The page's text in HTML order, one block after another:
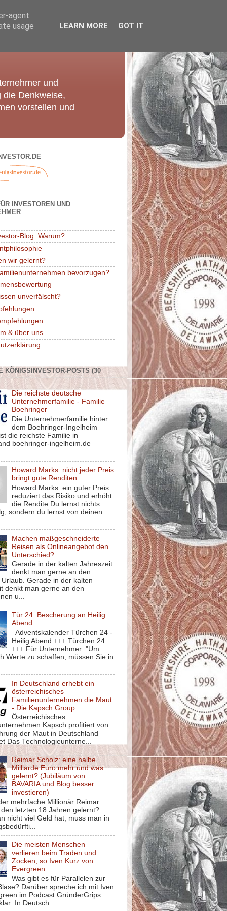
und
die Denkweise,
vorstellen und
INVESTOREN UND
Blog: Warum?
wir gelernt?
bevorzugen?
unverfälscht?
& über uns
KÖNIGSINVESTOR-POSTS (30
Die reichste deutsche
Unternehmerfamilie - Familie
Boehringer
Die Unternehmerfamilie hinter
dem Boehringer-Ingelheim
die reichste Familie in
boehringer-ingelheim.de
Howard Marks: nicht jeder Preis
bringt gute Renditen
Howard Marks: ein guter Preis
reduziert das Risiko und erhöht
die Rendite Du lernst nichts
sondern du lernst von deinen
Machen maßgeschneiderte
Reisen als Onlineangebot den
Unterschied?
Gerade in der kalten Jahreszeit
denkt man gerne an den
Gerade in der kalten
denkt man gerne an den
u...
Tür 24: Bescherung an Heilig
Abend
Adventskalender Türchen 24 -
Heilig Abend +++ Türchen 24
+++ Für Unternehmer: "Um
Werte zu schaffen, müssen Sie in
In Deutschland erhebt ein
österreichisches
Familienunternehmen die Maut
- Die Kapsch Group
Österreichisches
Kapsch profitiert von
der Maut in Deutschland
Das Technologieunterne...
Reimar Scholz: eine halbe
Milliarde Euro mehr und was
gelernt? (Jubiläum von
BAVARIA und Blog besser
investieren)
mehrfache Millionär Reimar
letzten 18 Jahren gelernt?
nicht viel Geld hat, muss man in
Die meisten Menschen
verlieren beim Traden und
Zocken, so Iven Kurz von
Evergreen
Was gibt es für Parallelen zur
Darüber spreche ich mit Iven
im Podcast GründerGrips.
In Deutsch...
agent
usage
LEARN MORE GOT IT